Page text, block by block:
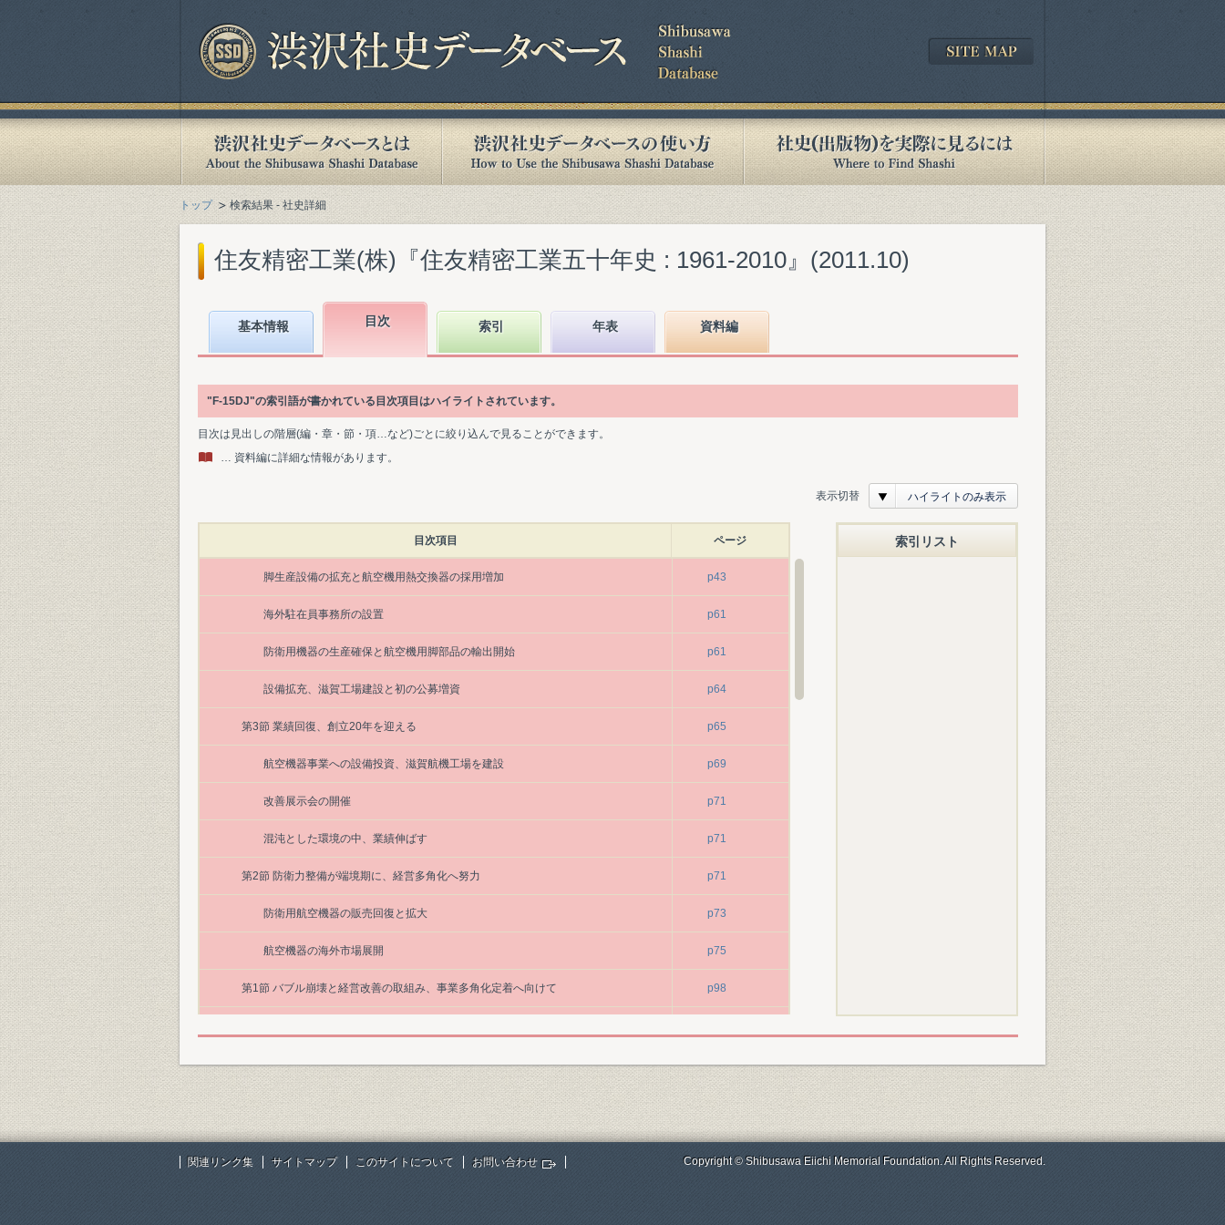
トップ 検索結果 - 社史詳細
住友精密工業(株)『住友精密工業五十年史 : 1961-2010』(2011.10)
基本情報 目次 索引 年表 資料編
"F-15DJ"の索引語が書かれている目次項目はハイライトされています。
目次は見出しの階層(編・章・節・項…など)ごとに絞り込んで見ることができます。
… 資料編に詳細な情報があります。
表示切替 ハイライトのみ表示
目次項目 ページ
脚生産設備の拡充と航空機用熱交換器の採用増加 p43
海外駐在員事務所の設置 p61
防衛用機器の生産確保と航空機用脚部品の輸出開始 p61
設備拡充、滋賀工場建設と初の公募増資 p64
第3節 業績回復、創立20年を迎える p65
航空機器事業への設備投資、滋賀航機工場を建設 p69
改善展示会の開催 p71
混沌とした環境の中、業績伸ばす p71
第2節 防衛力整備が端境期に、経営多角化へ努力 p71
防衛用航空機器の販売回復と拡大 p73
航空機器の海外市場展開 p75
第1節 バブル崩壊と経営改善の取組み、事業多角化定着へ向けて p98
厳しい業績下の経営計画見直し p146
防衛用航空機と世界の民間航空機の市場 p146
4. 新分野への進出 p224
索引リスト
関連リンク集 サイトマップ このサイトについて お問い合わせ Copyright © Shibusawa Eiichi Memorial Foundation. All Rights Reserved.